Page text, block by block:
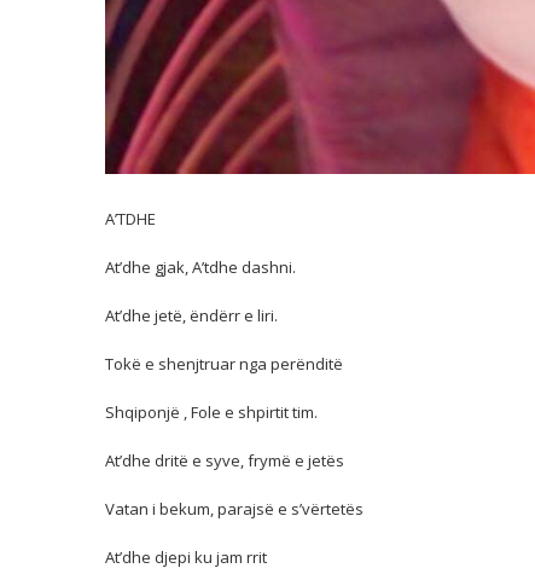
A’TDHE
At’dhe gjak, A’tdhe dashni.
At’dhe jetë, ëndërr e liri.
Tokë e shenjtruar nga perënditë
Shqiponjë , Fole e shpirtit tim.
At’dhe dritë e syve, frymë e jetës
Vatan i bekum, parajsë e s’vërtetës
At’dhe djepi ku jam rrit